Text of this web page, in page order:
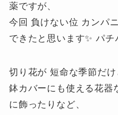
薬ですが、
今回 負けない位 カンパ
できたと思います✨ パチ
切り花が 短命な季節だ
鉢カバーにも使える花器
に飾ったりなど、